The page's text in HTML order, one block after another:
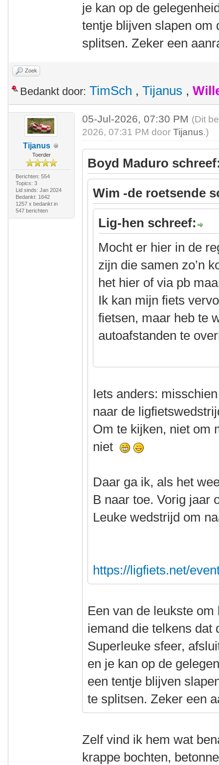
je kan op de
tentje blijven slapen om
splitsen. Zeker een
Zoek
Bedankt door: TimSch , Tijanus ,
Tijanus
Toerder
Berichten: 554
Topics: 3
Lid sinds: Jan 2024
Bedankt: 1642
1257 x bedankt in
547 berichten
05-Jul-2026, 07:30 PM (Dit
2026, 07:31 PM doorTijanus.)
Boyd Maduro
Wim -de roetsende
Lig-hen schreef:
Mocht er hier in de
zijn die samen zo’n
het hier of via pb
Ik kan mijn fiets
fietsen, maar heb te
autoafstanden te
Iets anders:
naar de
Om te kijken, niet om
niet
Daar ga ik, als het
B naar toe. Vorig jaar
Leuke wedstrijd om
https://ligfiets.net/
Een van de leukste
iemand die telkens
Superleuke sfeer,
en je kan op de
een tentje blijven
te splitsen. Zeker een
Zelf vind ik hem wat
krappe bochten,